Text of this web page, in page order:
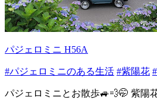
パジェロミニ H56A
#パジェロミニのある生活 #紫陽花
パジェロミニとお散歩🚙💨🤭 紫陽